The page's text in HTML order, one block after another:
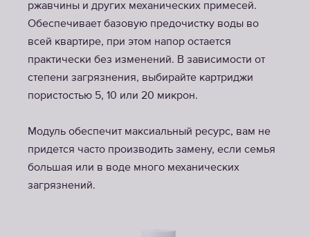
ржавчины и других механических примесей.
Обеспечивает базовую предочистку воды во
всей квартире, при этом напор остается
практически без изменений. В зависимости от
степени загрязнения, выбирайте картриджи
пористостью 5, 10 или 20 микрон.
Модуль обеспечит максиальный ресурс, вам не
придется часто производить замену, если семья
большая или в воде много механических
загрязнений.